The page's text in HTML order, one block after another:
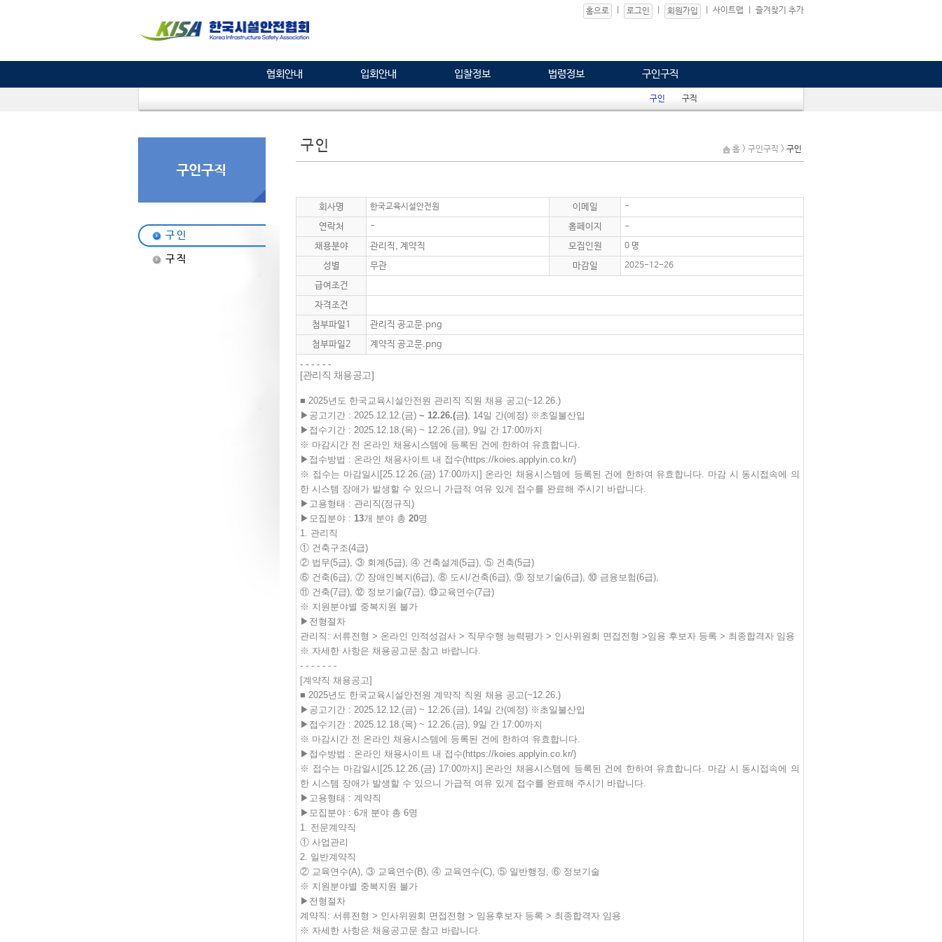
홈으로 로그인 회원가입 사이트맵 즐겨찾기 추가
협회안내 입회안내 입찰정보 법령정보 구인구직
구인 구직
구 인
구 직
구 인 홈 > 구인구직 > 구인
회사명 한국교육시설안전원 이메일 -
연락처 - 홈페이지
-
채용분야
관리직, 계약직 모집인원 0 명
성별 무관 마감일 2025-12-26
급여조건
자격조건
첨부파일1
관리직 공고문.png
첨부파일2
계약직 공고문.png
- - - - - -
[관리직 채용공고]
■ 2025년도 한국교육시설안전원 관리직 직원 채용 공고(~12.26.)
▶ 공고기간 : 2025.12.12.(금) ~ 12.26.(금), 14일 간(예정) ※ 초일불산입
▶ 접수기간 : 2025.12.18.(목) ~ 12.26.(금), 9일 간 17:00까지
※ 마감시간 전 온라인 채용시스템에 등록된 건에 한하여 유효합니다.
▶ 접수방법 : 온라인 채용사이트 내 접수(https://koies.applyin.co.kr/)
※ 접수는 마감일시 [25.12.26.(금) 17:00까지] 온라인 채용시스템에 등록된 건에 한하여 유효합니다. 마감 시 동시접속에 의
한 시스템 장애가 발생할 수 있으니 가급적 여유 있게 접수를 완료해 주시기 바랍니다.
▶ 고용형태 : 관리직 (정규직)
▶ 모집분야 : 13개 분야 총 20명
1. 관리직
① 건축구조(4급)
② 법무(5급), ③ 회계 (5급), ④ 건축설계 (5급), ⑤ 건축(5급)
⑥ 건축(6급), ⑦ 장애인복지 (6급), ⑧ 도시/건축(6급), ⑨ 정보기술(6급), ⑩ 금융보험 (6급),
⑪ 건축(7급), ⑫ 정보기술(7급), ⑬교육연수(7급)
※ 지원분야별 중복지원 불가
▶ 전형절차
관리직 : 서류전형 > 온라인 인적성검사 > 직무수행 능력평가 > 인사위원회 면접전형 >임용 후보자 등록 > 최종합격자 임용
※ 자세한 사항은 채용공고문 참고 바랍니다.
- - - - - - -
[계약직 채용공고]
■ 2025년도 한국교육시설안전원 계약직 직원 채용 공고(~12.26.)
▶ 공고기간 : 2025.12.12.(금) ~ 12.26.(금), 14일 간(예정) ※ 초일불산입
▶ 접수기간 : 2025.12.18.(목) ~ 12.26.(금), 9일 간 17:00까지
※ 마감시간 전 온라인 채용시스템에 등록된 건에 한하여 유효합니다.
▶ 접수방법 : 온라인 채용사이트 내 접수(https://koies.applyin.co.kr/)
※ 접수는 마감일시 [25.12.26.(금) 17:00까지] 온라인 채용시스템에 등록된 건에 한하여 유효합니다. 마감 시 동시접속에 의
한 시스템 장애가 발생할 수 있으니 가급적 여유 있게 접수를 완료해 주시기 바랍니다.
▶ 고용형태 : 계약직
▶ 모집분야 : 6개 분야 총 6명
1. 전문계약직
① 사업관리
2. 일반계약직
② 교육연수(A), ③ 교육연수(B), ④ 교육연수(C), ⑤ 일반행정 , ⑥ 정보기술
※ 지원분야별 중복지원 불가
▶ 전형절차
계약직 : 서류전형 > 인사위원회 면접전형 > 임용후보자 등록 > 최종합격자 임용
※ 자세한 사항은 채용공고문 참고 바랍니다.